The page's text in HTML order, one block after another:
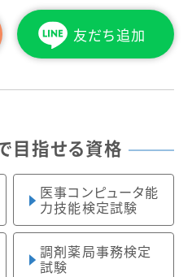
友だち追加
目指せる資格
医事コンピュータ能
力技能検定試験
調剤薬局事務検定
試験